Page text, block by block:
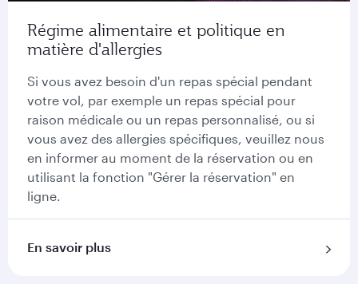
Régime alimentaire et politique en
matière d'allergies
Si vous avez besoin d'un repas spécial pendant
votre vol, par exemple un repas spécial pour
raison médicale ou un repas personnalisé, ou si
vous avez des allergies spécifiques, veuillez nous
en informer au moment de la réservation ou en
utilisant la fonction "Gérer la réservation" en
ligne.
En savoir plus